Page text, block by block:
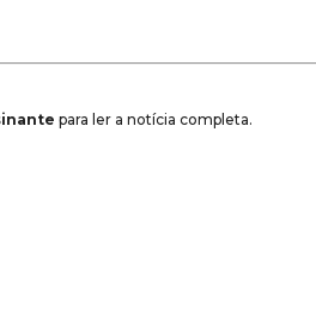
para ler a notícia completa.